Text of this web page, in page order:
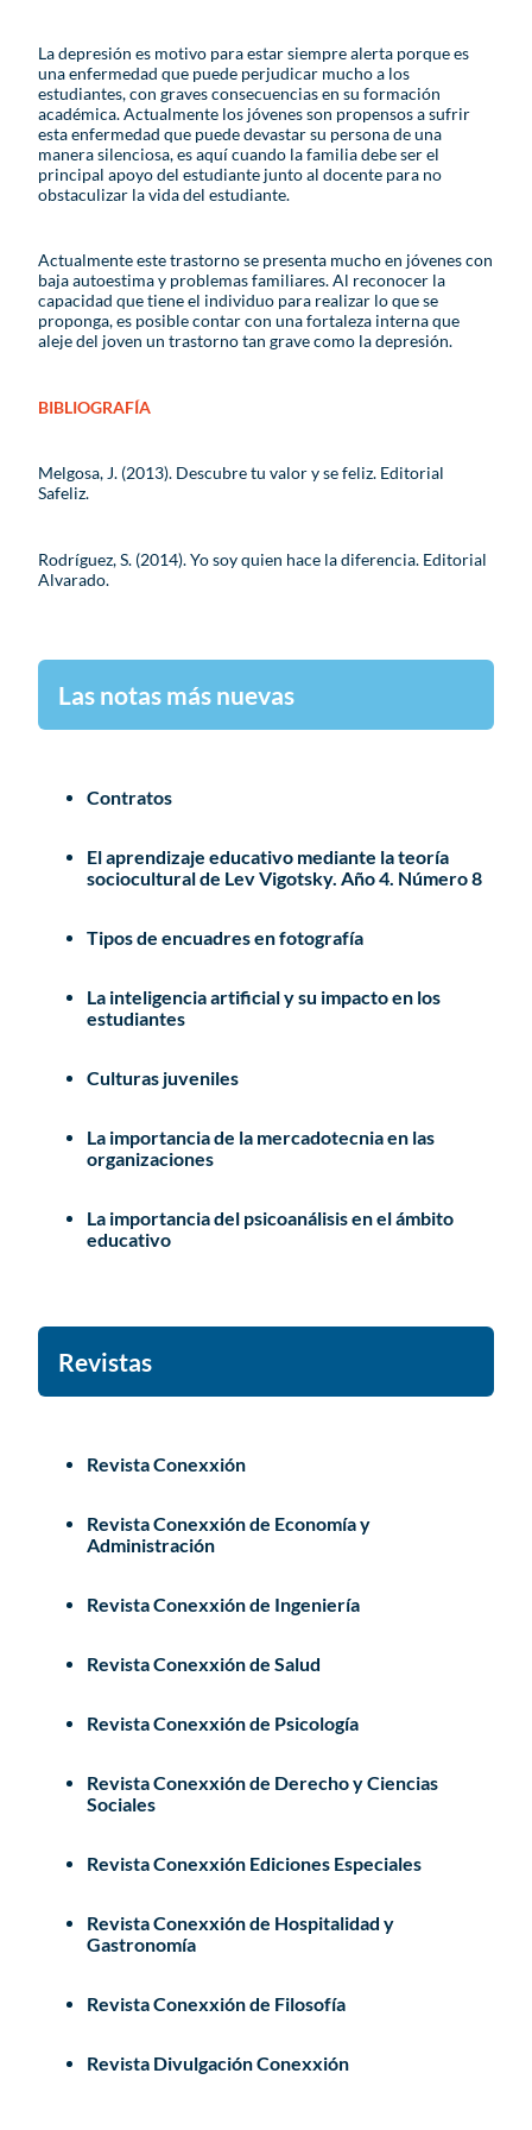
La depresión es motivo para estar siempre alerta porque es
una enfermedad que puede perjudicar mucho a los
estudiantes, con graves consecuencias en su formación
académica. Actualmente los jóvenes son propensos a sufrir
esta enfermedad que puede devastar su persona de una
manera silenciosa, es aquí cuando la familia debe ser el
principal apoyo del estudiante junto al docente para no
obstaculizar la vida del estudiante.
Actualmente este trastorno se presenta mucho en jóvenes con
baja autoestima y problemas familiares. Al reconocer la
capacidad que tiene el individuo para realizar lo que se
proponga, es posible contar con una fortaleza interna que
aleje del joven un trastorno tan grave como la depresión.
BIBLIOGRAFÍA
Melgosa, J. (2013). Descubre tu valor y se feliz. Editorial
Safeliz.
Rodríguez, S. (2014). Yo soy quien hace la diferencia. Editorial
Alvarado.
Las notas más nuevas
Contratos
El aprendizaje educativo mediante la teoría
sociocultural de Lev Vigotsky. Año 4. Número 8
Tipos de encuadres en fotografía
La inteligencia artificial y su impacto en los
estudiantes
Culturas juveniles
La importancia de la mercadotecnia en las
organizaciones
La importancia del psicoanálisis en el ámbito
educativo
Revistas
Revista Conexxión
Revista Conexxión de Economía y
Administración
Revista Conexxión de Ingeniería
Revista Conexxión de Salud
Revista Conexxión de Psicología
Revista Conexxión de Derecho y Ciencias
Sociales
Revista Conexxión Ediciones Especiales
Revista Conexxión de Hospitalidad y
Gastronomía
Revista Conexxión de Filosofía
Revista Divulgación Conexxión